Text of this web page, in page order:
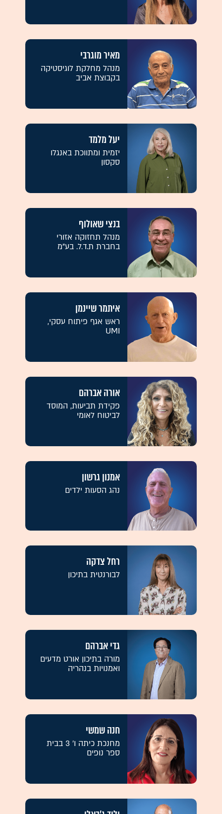
מאיר מוגרבי
מנהל מחלקת לוגיסטיקה
בקבוצת אביב
יעל מלמד
יזמית ומתווכת באנגלו
סקסון
בנצי שאולוף
מנהל תחזוקה אזורי
בחברת ת.ד.ל. בע"מ
איתמר שיינמן
ראש אגף פיתוח עסקי,
UMI
אורה אברהם
פקידת תביעות, המוסד
לביטוח לאומי
אמנון גרשון
נהג הסעות ילדים
רחל צדקה
לבורנטית בתיכון
גדי אברהם
מורה בתיכון אורט מדעים
ואמנויות בנהריה
חנה שמשי
מחנכת כיתה ו' 3 בבית
ספר נופים